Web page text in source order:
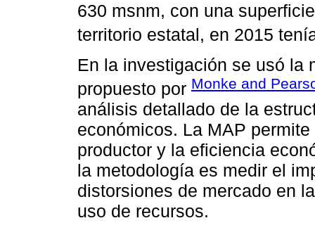
630 msnm, con una
territorio estatal, en 2015
En la investigación se usó la
propuesto por Monke and
análisis detallado de la
económicos. La MAP
productor y la eficiencia
la metodología es medir el
distorsiones de mercado en
uso de recursos.